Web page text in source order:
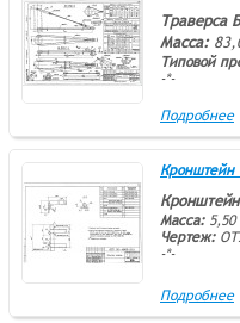
Траверса
Масса:
Типовой
-*-
Подробнее
Кронштейн
Масса:5,50
Чертеж:
-*-
Подробнее